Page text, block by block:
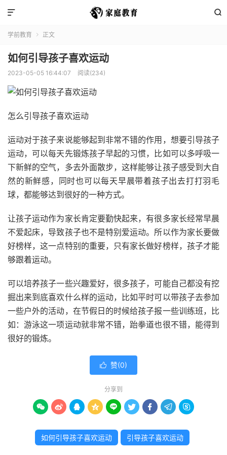


学前教育  正文
如何引导孩子喜欢运动
2023-05-05 16:44:07 阅读(234)
怎么引导孩子喜欢运动
运动对于孩子来说能够起到非常不错的作用，想要引导孩子
运动，可以每天先锻炼孩子早起的习惯，比如可以多呼吸一
下新鲜的空气，多去外面散步，这样能够让孩子感受到大自
然的新鲜感，同时也可以每天早晨带着孩子出去打打羽毛
球，都能够达到很好的一种方式。
让孩子运动作为家长肯定要勤快起来，有很多家长经常早晨
不爱起床，导致孩子也不是特别爱运动。所以作为家长要做
好榜样，这一点特别的重要，只有家长做好榜样，孩子才能
够跟着运动。
可以培养孩子一些兴趣爱好，很多孩子，可能自己都没有挖
掘出来到底喜欢什么样的运动，比如平时可以带孩子去参加
一些户外的活动，在节假日的时候给孩子报一些训练班，比
如：游泳这一项运动就非常不错，跆拳道也很不错，能得到
很好的锻炼。
 赞(0)
分享到
        
如何引导孩子喜欢运动 引导孩子喜欢运动